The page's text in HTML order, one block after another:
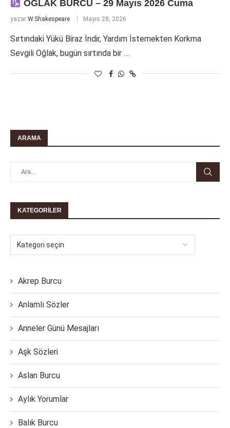
OĞLAK BURCU – 29 Mayıs 2026 Cuma
yazar W.Shakespeare Mayıs 28, 2026
Sırtındaki Yükü Biraz İndir, Yardım İstemekten Korkma
Sevgili Oğlak, bugün sırtında bir …
ARAMA
KATEGORILER
Akrep Burcu
Anlamlı Sözler
Anneler Günü Mesajları
Aşk Sözleri
Aslan Burcu
Aylık Yorumlar
Balık Burcu